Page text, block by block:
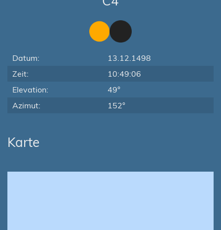
Datum:
13.12.1498
Zeit:
10:49:06
Elevation:
49°
Azimut:
152°
Karte